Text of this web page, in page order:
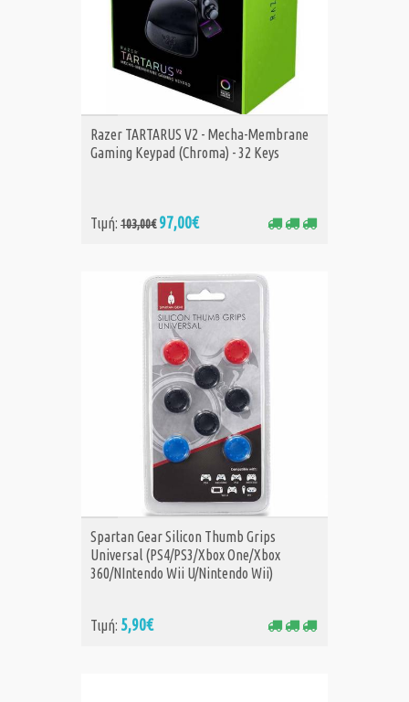
ΑΓΟΡΑ
Razer TARTARUS V2 - Mecha-Membrane
Gaming Keypad (Chroma) - 32 Keys
Τιμή: 103,00€ 97,00€
ΑΓΟΡΑ
Spartan Gear Silicon Thumb Grips
Universal (PS4/PS3/Xbox One/Xbox
360/NIntendo Wii U/Nintendo Wii)
Τιμή: 5,90€